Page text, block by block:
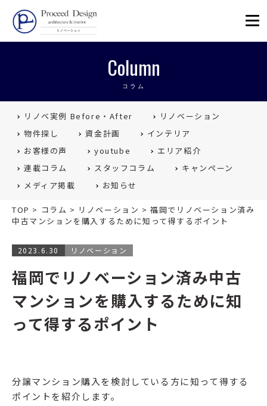
リノベーションを福岡で。
Column
コラム
リノベ実例 Before・After
リノベーション
物件探し
資金計画
インテリア
お客様の声
youtube
エリア紹介
連載コラム
スタッフコラム
キャンペーン
メディア掲載
お知らせ
TOP > コラム > リノベーション >福岡でリノベーション済み
中古マンションを購入するために知って得するポイント
2023.6.30 リノベーション
福岡でリノベーション済み中古
マンションを購入するために知
って得するポイント
分譲マンション購入を検討している方に知って得する
ポイントを紹介します。